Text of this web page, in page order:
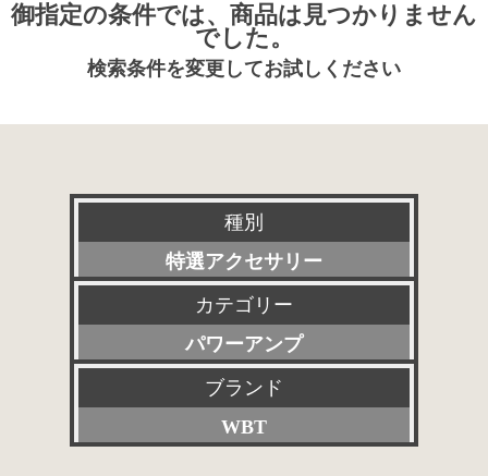
御指定の条件では、商品は見つかりません
でした。
検索条件を変更してお試しください
種別
特選アクセサリー
新品
委託販売品
特価品
その他委託販売品
カテゴリー
パワーアンプ
すべて
プリアンプ
ブランド
WBT